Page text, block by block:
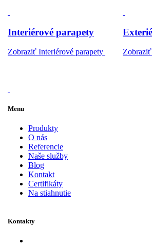
Interiérové parapety
Zobraziť Interiérové parapety
Menu
Produkty
O nás
Referencie
Naše služby
Blog
Kontakt
Certifikáty
Na stiahnutie
Kontakty